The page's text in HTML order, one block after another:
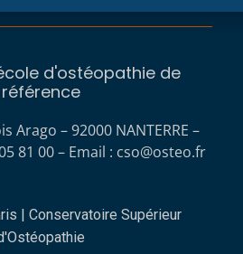
d'ostéopathie de
référence
Arago – 92000 NANTERRE –
81 00 – Email : cso@osteo.fr
| Conservatoire Supérieur